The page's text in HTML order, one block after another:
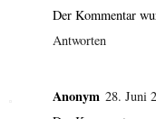
Der Kommentar
Antworten
Anonym 28. Juni